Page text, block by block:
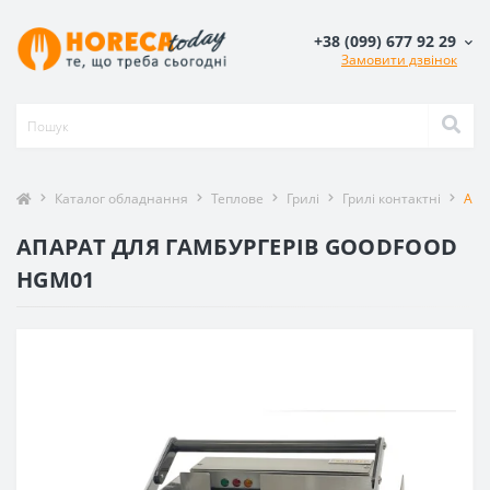
+38 (099) 677 92 29
Замовити дзвінок
Каталог обладнання Теплове Грилі Грилі контактні
АПАРАТ ДЛЯ ГАМБУРГЕРІВ GOODFOOD
HGM01